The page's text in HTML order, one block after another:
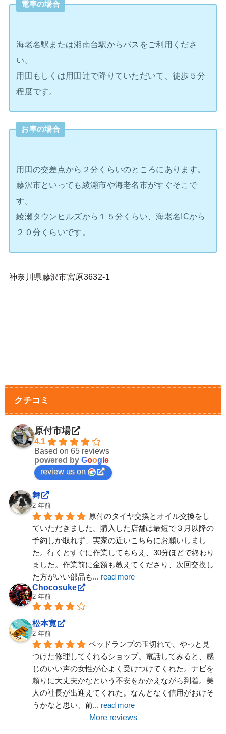
電車の場合
海老名駅または湘南台駅からバスをご利用くださ
い。
用田もしくは用田辻で降りていただいて、徒歩５分
程度です。
お車の場合
用田の交差点から２分くらいのところにあります。
藤沢市といっても綾瀬市や海老名市がすぐそこで
す。
綾瀬タウンヒルズから１５分くらい、海老名ICから
２０分くらいです。
神奈川県藤沢市宮原3632-1
クチコミ
原付市場
4.1
Based on 65 reviews
powered by Goog e
review us on
舞
2 年前
原付のタイヤ交換とオイル交換をし
ていただきました。購入した店舗は最短で３月以降の
予約しか取れず、実家の近いこちらにお願いしまし
た。行くとすぐに作業してもらえ、30分ほどで終わり
ました。作業前に金額も教えてくださり、次回交換し
た方がいい部品も... read more
Chocosuke
2 年前
松本寛
2 年前
ベッドランプの玉切れで、やっと見
つけた修理してくれるショップ。電話してみると、感
じのいい声の女性が心よく受けつけてくれた。ナビを
頼りに大丈夫かなという不安をかかえながら到着。美
人の社長が出迎えてくれた。なんとなく信用がおけそ
うかなと思い、前... read more
More reviews